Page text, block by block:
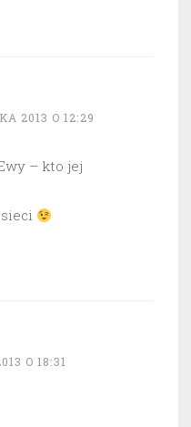
2013 O 12:29
– kto jej
O 18:31